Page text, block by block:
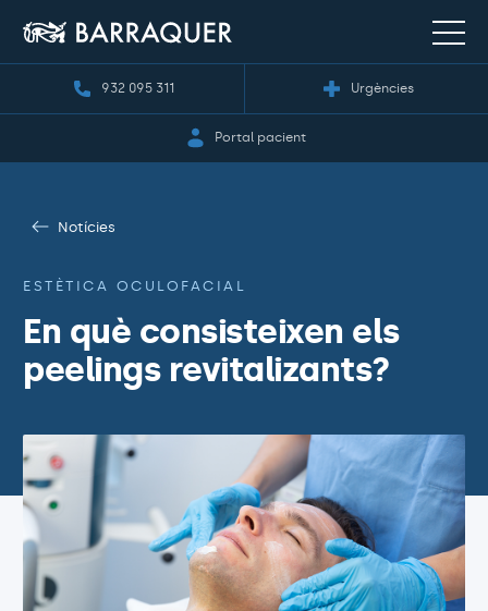
932 095 311 Urgències
Portal pacient
Notícies
ESTÈTICA OCULOFACIAL
En què consisteixen els
peelings revitalizants?